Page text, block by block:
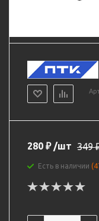
280 ₽ /шт 349
Есть в наличии